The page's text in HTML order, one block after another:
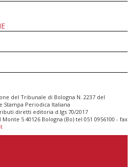
del Tribunale di Bologna N. 2237 del
Stampa Periodica Italiana
diretti editoria d.lgs 70/2017
5 40126 Bologna (Bo) tel 051 0956100 - fax